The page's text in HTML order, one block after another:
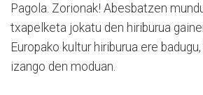
Pagola. Zorionak! Abesbatzen
txapelketa jokatu den hiriburua
Europako kultur hiriburua ere
izango den moduan.